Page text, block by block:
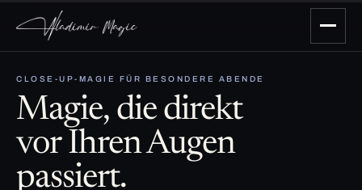
CLOSE-UP-MAGIE FÜR BESONDERE ABENDE
Magie, die direkt
vor Ihren Augen
passiert.